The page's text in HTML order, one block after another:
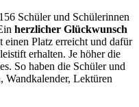
Schüler und Schülerinnen
herzlicher Glückwunsch
einen Platz erreicht und dafür
erhalten. Je höher die
So haben die Schüler und
Wandkalender, Lektüren